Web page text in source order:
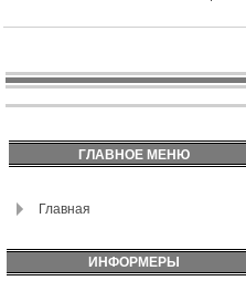
ГЛАВНОЕ МЕНЮ
Главная
ИНФОРМЕРЫ